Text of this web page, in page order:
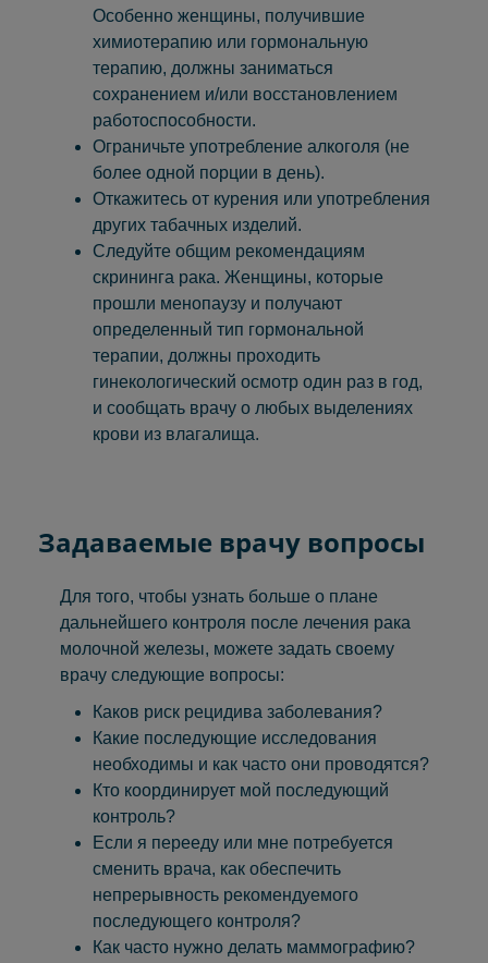
Особенно женщины, получившие
химиотерапию или гормональную
терапию, должны заниматься
сохранением и/или восстановлением
работоспособности.
Ограничьте употребление алкоголя (не
более одной порции в день).
Откажитесь от курения или употребления
других табачных изделий.
Следуйте общим рекомендациям
скрининга рака. Женщины, которые
прошли менопаузу и получают
определенный тип гормональной
терапии, должны проходить
гинекологический осмотр один раз в год,
и сообщать врачу о любых выделениях
крови из влагалища.
Задаваемые врачу вопросы
Для того, чтобы узнать больше о плане
дальнейшего контроля после лечения рака
молочной железы, можете задать своему
врачу следующие вопросы:
Каков риск рецидива заболевания?
Какие последующие исследования
необходимы и как часто они проводятся?
Кто координирует мой последующий
контроль?
Если я перееду или мне потребуется
сменить врача, как обеспечить
непрерывность рекомендуемого
последующего контроля?
Как часто нужно делать маммографию?